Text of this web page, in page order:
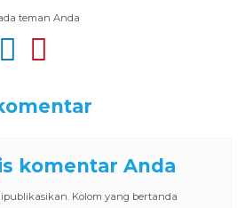
teman Anda
komentar Anda
Kolom yang bertanda